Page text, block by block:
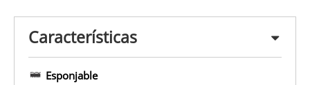
Características
Esponjable